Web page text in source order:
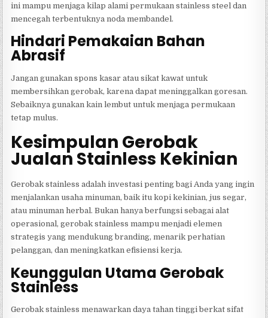
ini mampu menjaga kilap alami permukaan stainless steel dan
mencegah terbentuknya noda membandel.
Hindari Pemakaian Bahan
Abrasif
Jangan gunakan spons kasar atau sikat kawat untuk
membersihkan gerobak, karena dapat meninggalkan goresan.
Sebaiknya gunakan kain lembut untuk menjaga permukaan
tetap mulus.
Kesimpulan Gerobak
Jualan Stainless Kekinian
Gerobak stainless adalah investasi penting bagi Anda yang ingin
menjalankan usaha minuman, baik itu kopi kekinian, jus segar,
atau minuman herbal. Bukan hanya berfungsi sebagai alat
operasional, gerobak stainless mampu menjadi elemen
strategis yang mendukung branding, menarik perhatian
pelanggan, dan meningkatkan efisiensi kerja.
Keunggulan Utama Gerobak
Stainless
Gerobak stainless menawarkan daya tahan tinggi berkat sifat